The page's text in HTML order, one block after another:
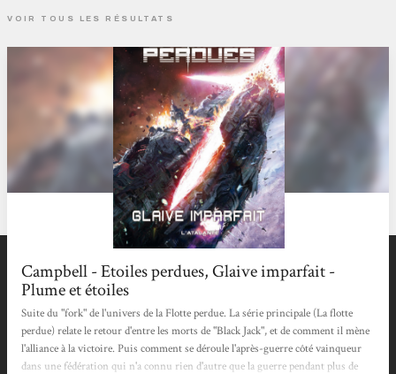
VOIR TOUS LES RÉSULTATS
Campbell - Etoiles perdues, Glaive imparfait -
Plume et étoiles
Suite du "fork" de l'univers de la Flotte perdue. La série principale (La flotte
perdue) relate le retour d'entre les morts de "Black Jack", et de comment il mène
l'alliance à la victoire. Puis comment se déroule l'après-guerre côté vainqueur
dans une fédération qui n'a connu rien d'autre que la guerre pendant plus de